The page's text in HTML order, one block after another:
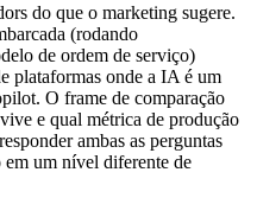
do que o marketing sugere.
(rodando
de ordem de serviço)
plataformas onde a IA é um
O frame de comparação
e qual métrica de produção
ambas as perguntas
em um nível diferente de